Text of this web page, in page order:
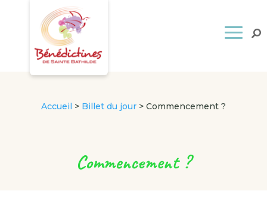
Accueil > Billet du jour> Commencement ?
Commencement ?